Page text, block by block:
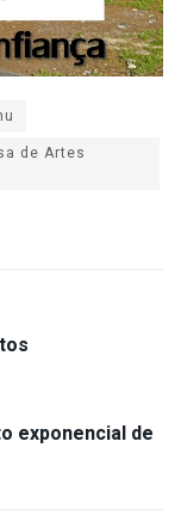
de Artes
exponencial de